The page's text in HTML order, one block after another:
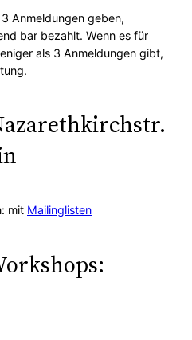
Anmeldungen geben,
bar bezahlt. Wenn es für
als 3 Anmeldungen gibt,
mit Mailinglisten